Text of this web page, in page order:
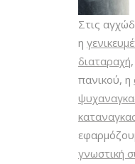
Στις
η
διαταραχή
πανικού, η
γνωστική